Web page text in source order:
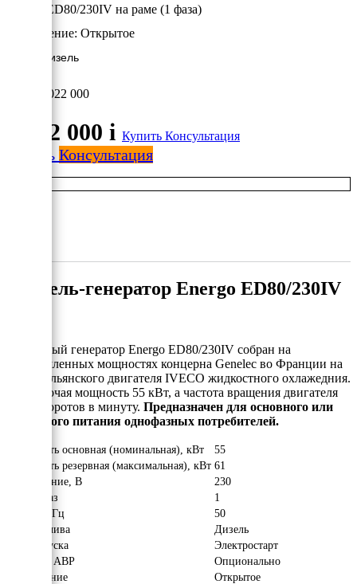
Energo ED80/230IV на раме (1 фаза)
Исполнение: Открытое
55 кВт/Дизель
1 022 000
1 022 000 i Купить Консультация
Купить Консультация
Дизель-генератор Energo ED80/230IV
Дизельный генератор Energo ED80/230IV собран на
промышленных мощностях концерна Genelec во Франции на
базе итальянского двигателя IVECO жидкостного охлажедния.
Его рабочая мощность 55 кВт, а частота вращения двигателя
1500 оборотов в минуту. Предназначен для основного или
резервного питания однофазных потребителей.
Мощность основная (номинальная), кВт
55
Мощность резервная (максимальная), кВт 61
Напряжение, В
230
Число фаз
1
Частота, Гц
50
Вид топлива
Дизель
Тип запуска
Электростарт
Наличие АВР
Опционально
Исполнение
Открытое